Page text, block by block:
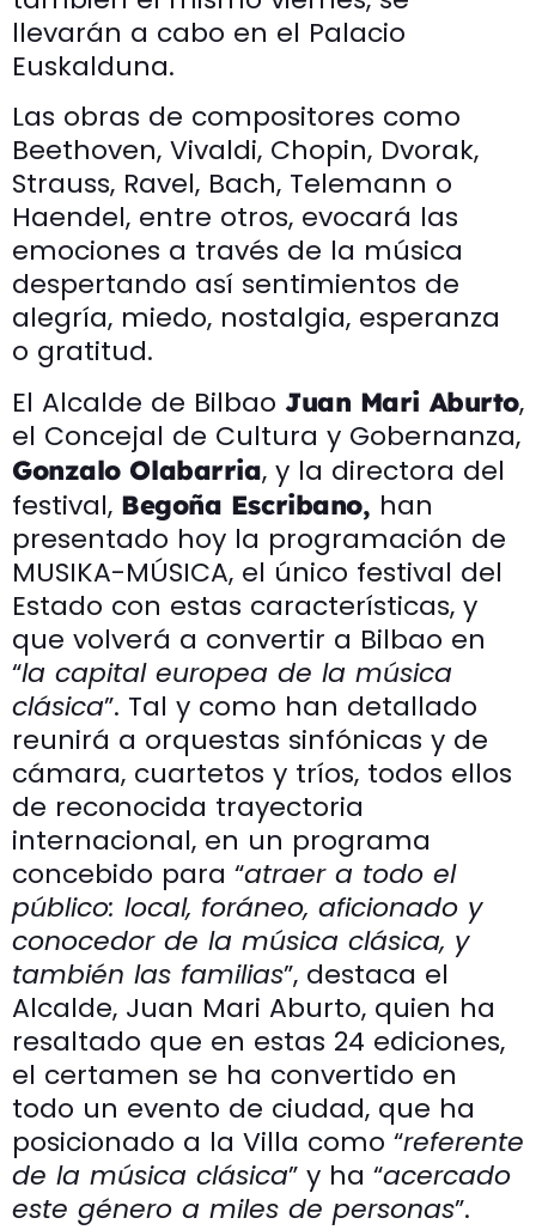
llevarán a cabo en el Palacio
Euskalduna.
Las obras de compositores como
Beethoven, Vivaldi, Chopin, Dvorak,
Strauss, Ravel, Bach, Telemann o
Haendel, entre otros, evocará las
emociones a través de la música
despertando así sentimientos de
alegría, miedo, nostalgia, esperanza
o gratitud.
El Alcalde de Bilbao Juan Mari Aburto,
el Concejal de Cultura y Gobernanza,
Gonzalo Olabarria, y la directora del
festival, Begoña Escribano, han
presentado hoy la programación de
MUSIKA-MÚSICA, el único festival del
Estado con estas características, y
que volverá a convertir a Bilbao en
“la capital europea de la música
clásica”. Tal y como han detallado
reunirá a orquestas sinfónicas y de
cámara, cuartetos y tríos, todos ellos
de reconocida trayectoria
internacional, en un programa
concebido para “atraer a todo el
público: local, foráneo, aficionado y
conocedor de la música clásica, y
también las familias”, destaca el
Alcalde, Juan Mari Aburto, quien ha
resaltado que en estas 24 ediciones,
el certamen se ha convertido en
todo un evento de ciudad, que ha
posicionado a la Villa como “referente
de la música clásica” y ha “acercado
este género a miles de personas”.